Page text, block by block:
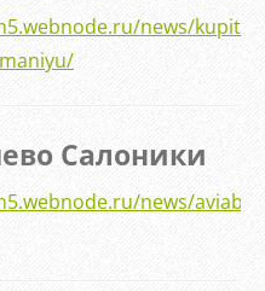
news/kupit-
Салоники
news/